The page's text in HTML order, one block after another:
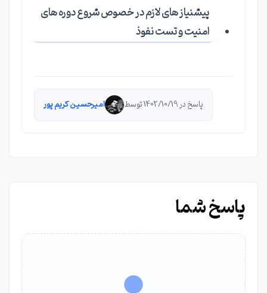
پیشنیاز های لازم در خصوص شروع دوره های
امنیت و تست نفوذ
پاسخ در 1402/10/19 توسط امیرحسین کریم پور
پاسخ شما